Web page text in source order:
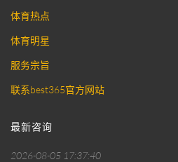
体育热点
体育明星
服务宗旨
联系best365官方网站
最新咨询
2026-08-05 17:37:40